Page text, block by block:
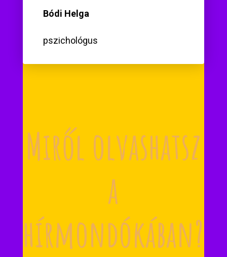
Bódi Helga
pszichológus
Miről olvashatsz
a
hírmondókában?